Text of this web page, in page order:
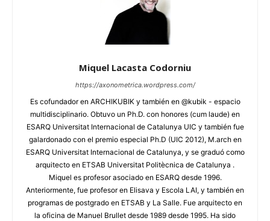
Miquel Lacasta Codorniu
https://axonometrica.wordpress.com/
Es cofundador en ARCHIKUBIK y también en @kubik - espacio
multidisciplinario. Obtuvo un Ph.D. con honores (cum laude) en
ESARQ Universitat Internacional de Catalunya UIC y también fue
galardonado con el premio especial Ph.D (UIC 2012), M.arch en
ESARQ Universitat Internacional de Catalunya, y se graduó como
arquitecto en ETSAB Universitat Politècnica de Catalunya .
Miquel es profesor asociado en ESARQ desde 1996.
Anteriormente, fue profesor en Elisava y Escola LAI, y también en
programas de postgrado en ETSAB y La Salle. Fue arquitecto en
la oficina de Manuel Brullet desde 1989 desde 1995. Ha sido